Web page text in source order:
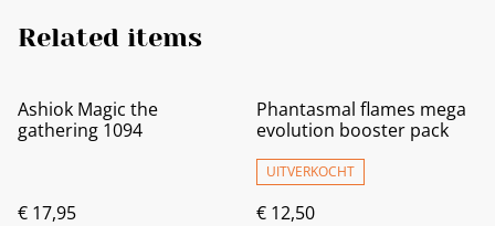
Related items
Ashiok Magic the
gathering 1094
€ 17,95
Phantasmal flames mega
evolution booster pack
UITVERKOCHT
€ 12,50